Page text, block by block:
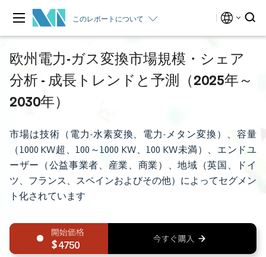
このレポートについて
欧州電力-ガス変換市場規模・シェア
分析 - 成長トレンドと予測（2025年～
2030年）
市場は技術（電力-水素変換、電力-メタン変換）、容量
（1000 KW超、100～1000 KW、100 KW未満）、エンドユ
ーザー（公益事業者、産業、商業）、地域（英国、ドイ
ツ、フランス、スペインおよびその他）によってセグメン
ト化されています
4750